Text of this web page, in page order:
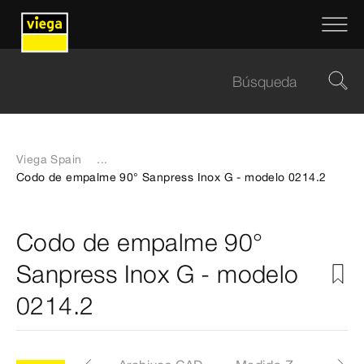
Viega Spain
...
Codo de empalme 90° Sanpress Inox G - modelo 0214.2
Codo de empalme 90°
Sanpress Inox G - modelo
0214.2